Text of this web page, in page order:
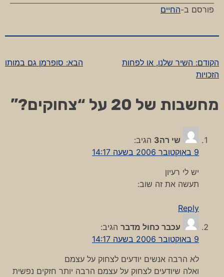
פורסם ב-החיים
ניווט
הקודם: השיר שלנו, או לפחות
הזכויות
הבא: סופרמן גם במותו
מחשבות של 20 על “ צחוקים?”
שי רה3
הגיב:
9 באוקטובר 2006 בשעה 14:17
יש לי רעיון
תעשה את זה שוב:
Reply
עכבר כחול מדבר הגיב:
9 באוקטובר 2006 בשעה 14:17
לא הרבה אנשים יודעים לצחוק על עצמם
ואלה שיודעים לצחוק על עצמם הרבה יותר חזקים נפשית